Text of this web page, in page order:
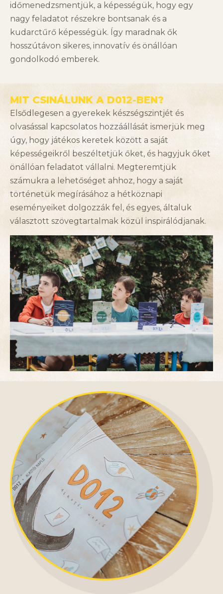
időmenedzsmentjük, a képességük, hogy egy
nagy feladatot részekre bontsanak és a
kudarctűrő képességük. Így maradnak ők
hosszútávon sikeres, innovatív és önállóan
gondolkodó emberek.
MIT CSINÁLUNK A D012-BEN?
Elsődlegesen a gyerekek készségszintjét és
olvasással kapcsolatos hozzáállását ismerjük meg
úgy, hogy játékos keretek között a saját
képességeikről beszéltetjük őket, és hagyjuk őket
önállóan feladatot vállalni. Megteremtjük
számukra a lehetőséget ahhoz, hogy a saját
történetük megírásához a hétköznapi
eseményeiket dolgozzák fel, és egyes, általuk
választott szövegtartalmak közül inspirálódjanak.